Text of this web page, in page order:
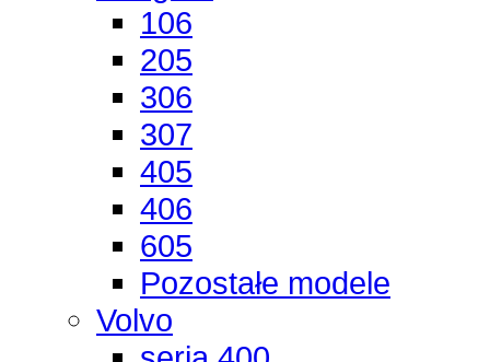
106
205
306
307
405
406
605
Pozostałe modele
Volvo